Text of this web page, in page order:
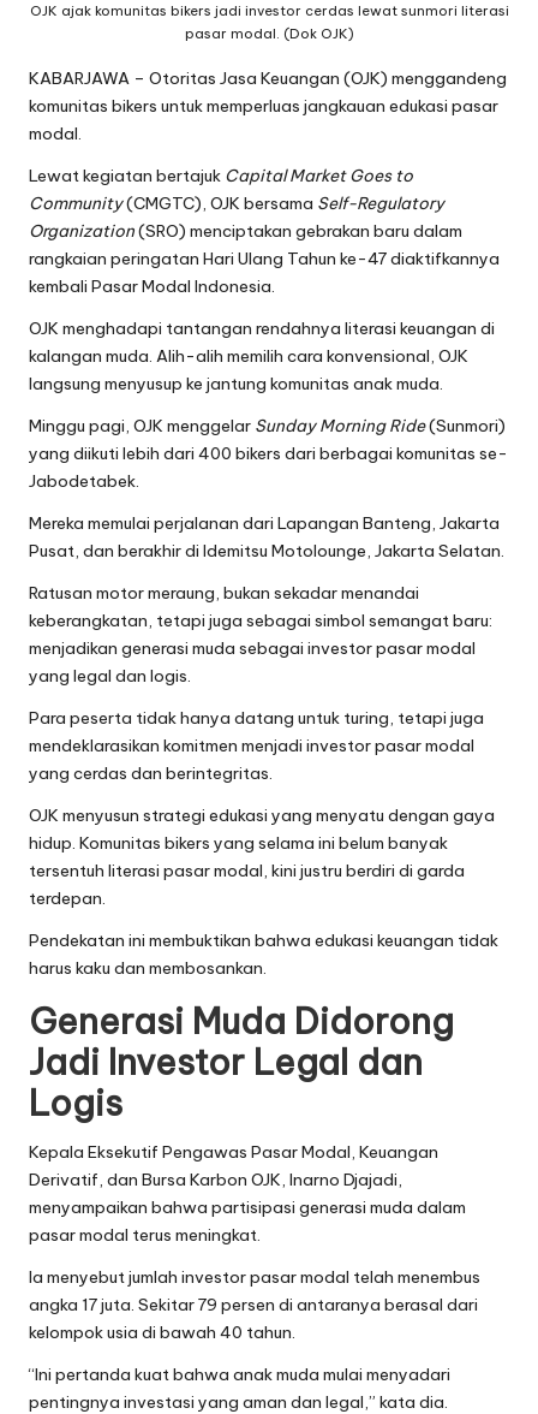
OJK ajak komunitas bikers jadi investor cerdas lewat sunmori literasi
pasar modal. (Dok OJK)
KABARJAWA – Otoritas Jasa Keuangan (OJK) menggandeng
komunitas bikers untuk memperluas jangkauan edukasi pasar
modal.
Lewat kegiatan bertajuk Capital Market Goes to
Community(CMGTC), OJK bersama Self-Regulatory
Organization(SRO) menciptakan gebrakan baru dalam
rangkaian peringatan Hari Ulang Tahun ke-47 diaktifkannya
kembali Pasar Modal Indonesia.
OJK menghadapi tantangan rendahnya literasi keuangan di
kalangan muda. Alih-alih memilih cara konvensional, OJK
langsung menyusup ke jantung komunitas anak muda.
Minggu pagi, OJK menggelar Sunday Morning Ride(Sunmori)
yang diikuti lebih dari 400 bikers dari berbagai komunitas se-
Jabodetabek.
Mereka memulai perjalanan dari Lapangan Banteng, Jakarta
Pusat, dan berakhir di Idemitsu Motolounge, Jakarta Selatan.
Ratusan motor meraung, bukan sekadar menandai
keberangkatan, tetapi juga sebagai simbol semangat baru:
menjadikan generasi muda sebagai investor pasar modal
yang legal dan logis.
Para peserta tidak hanya datang untuk turing, tetapi juga
mendeklarasikan komitmen menjadi investor pasar modal
yang cerdas dan berintegritas.
OJK menyusun strategi edukasi yang menyatu dengan gaya
hidup. Komunitas bikers yang selama ini belum banyak
tersentuh literasi pasar modal, kini justru berdiri di garda
terdepan.
Pendekatan ini membuktikan bahwa edukasi keuangan tidak
harus kaku dan membosankan.
Generasi Muda Didorong
Jadi Investor Legal dan
Logis
Kepala Eksekutif Pengawas Pasar Modal, Keuangan
Derivatif, dan Bursa Karbon OJK, Inarno Djajadi,
menyampaikan bahwa partisipasi generasi muda dalam
pasar modal terus meningkat.
Ia menyebut jumlah investor pasar modal telah menembus
angka 17 juta. Sekitar 79 persen di antaranya berasal dari
kelompok usia di bawah 40 tahun.
“Ini pertanda kuat bahwa anak muda mulai menyadari
pentingnya investasi yang aman dan legal,” kata dia.